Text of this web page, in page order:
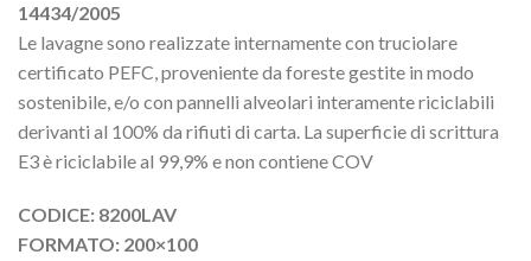
14434/2005
Le lavagne sono realizzate internamente con truciolare
certificato PEFC, proveniente da foreste gestite in modo
sostenibile, e/o con pannelli alveolari interamente riciclabili
derivanti al 100% da rifiuti di carta. La superficie di scrittura
E3 è riciclabile al 99,9% e non contiene COV
CODICE: 8200LAV
FORMATO: 200×100